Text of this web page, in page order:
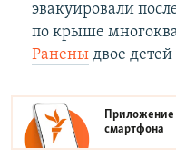
эвакуировали
по крыше
Раненыдвое
Приложение
смартфона